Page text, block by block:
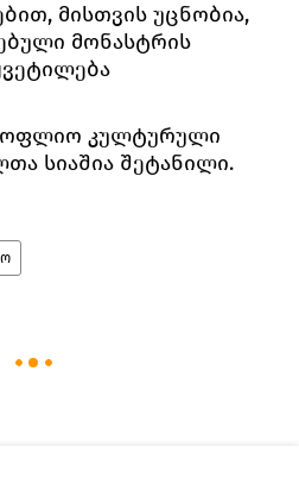
მისთვის უცნობია,
მონასტრის
კულტურული
სიაშია შეტანილი.